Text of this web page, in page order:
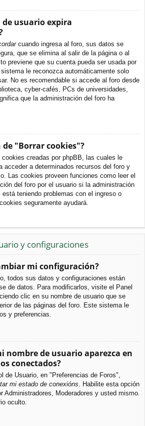
de usuario expira
cuando ingresa al foro, sus datos se
que se elimina al salir de la página o al
previene que su cuenta pueda ser usada por
le reconozca automáticamente solo
No es recomendable si accede al foro desde
cyber-cafés, PCs de universidades,
que la administración del foro ha
de "Borrar cookies"?
creadas por phpBB, las cuales le
acceder a determinados recursos del foro y
Las cookies proveen funciones como leer el
del foro por el usuario si la administración
teniendo problemas con el ingreso o
seguramente ayudará.
y configuraciones
mi configuración?
todos sus datos y configuraciones están
de datos. Para modificarlos, visite el Panel
clic en su nombre de usuario que se
de las páginas del foro. Este sistema le
y preferencias.
nombre de usuario aparezca en
conectados?
de Usuario, en "Preferencias de Foros",
mi estado de conexións . Habilite esta opción
Administradores, Moderadores y usted mismo.
oculto.